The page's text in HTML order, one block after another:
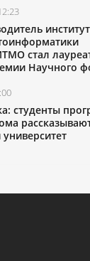
стал
Научного
студенты